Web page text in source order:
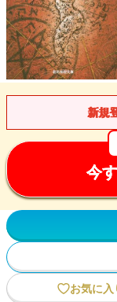
新規
今
お気に入